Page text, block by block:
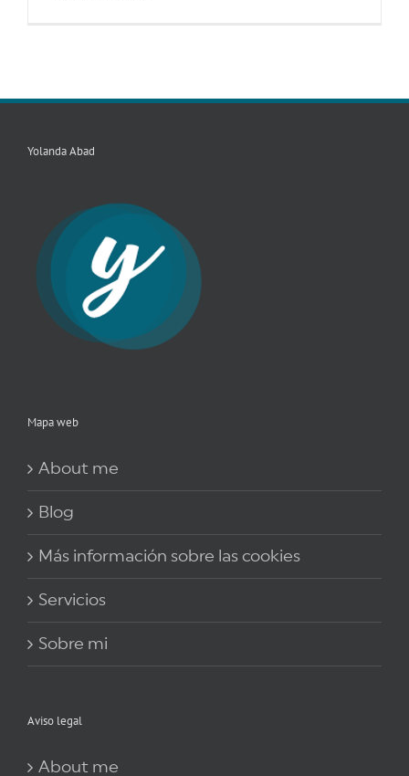
Yolanda Abad
Mapa web
About me
Blog
Más información sobre las cookies
Servicios
Sobre mi
Aviso legal
About me